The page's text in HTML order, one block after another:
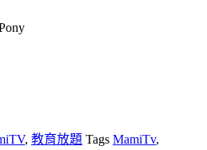
, 教育放題 Tags MamiTv,